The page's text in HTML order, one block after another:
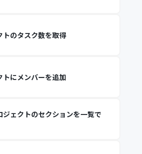
トのタスク数を取得
トにメンバーを追加
ジェクトのセクションを一覧で